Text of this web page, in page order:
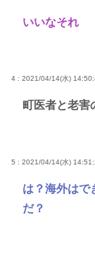
いいなそれ
4 : 2021/04/14(水)
町医者と老害
5 : 2021/04/14(水)
は？海外はで
だ？